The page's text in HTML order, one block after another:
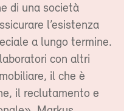
di una società
l’esistenza
a lungo termine.
con altri
il che è
il reclutamento e